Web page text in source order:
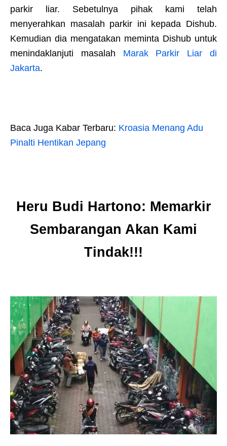
parkir liar. Sebetulnya pihak kami telah
menyerahkan masalah parkir ini kepada Dishub.
Kemudian dia mengatakan meminta Dishub untuk
menindaklanjuti masalah Marak Parkir Liar di
Jakarta.
Baca Juga Kabar Terbaru: Kroasia Menang Adu
Pinalti Hentikan Jepang
Heru Budi Hartono: Memarkir
Sembarangan Akan Kami
Tindak!!!